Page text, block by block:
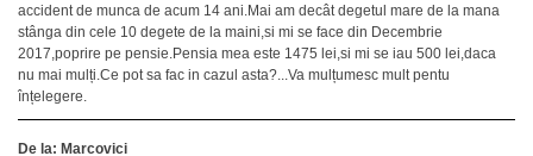
accident de munca de acum 14 ani.Mai am decât degetul mare de la mana
stânga din cele 10 degete de la maini,si mi se face din Decembrie
2017,poprire pe pensie.Pensia mea este 1475 lei,si mi se iau 500 lei,daca
nu mai mulți.Ce pot sa fac in cazul asta?...Va mulțumesc mult pentu
înțelegere.
De la: Marcovici